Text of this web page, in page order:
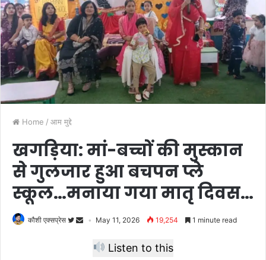
Home / आम मुद्दे
खगड़िया: मां-बच्चों की मुस्कान
से गुलजार हुआ बचपन प्ले
स्कूल…मनाया गया मातृ दिवस…
कौशी एक्सप्रेस May 11, 2026 19,254 1 minute read
Listen to this